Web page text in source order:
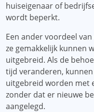
huiseigenaar of
wordt beperkt.
Een ander voordeel
ze gemakkelijk kunnen
uitgebreid. Als de
tijd veranderen,
uitgebreid worden met
zonder dat er nieuwe
aangelegd.